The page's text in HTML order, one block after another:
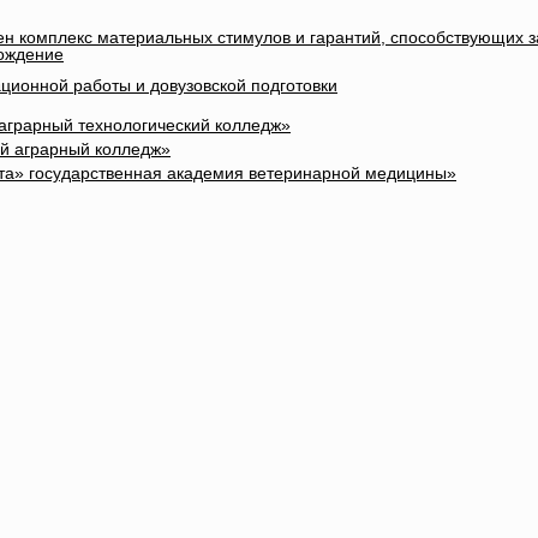
технологический колледж»
аграрный колледж»
государственная академия ветеринарной медицины»
комплекс материальных стимулов и гарантий, способствующих
работы и довузовской подготовки